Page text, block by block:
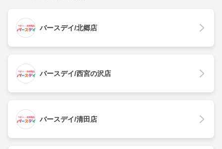
バースデイ/北郷店
バースデイ/西宮の沢店
バースデイ/清田店